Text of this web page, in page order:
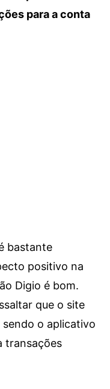
para a conta
bastante
positivo na
Digio é bom.
que o site
o aplicativo
transações